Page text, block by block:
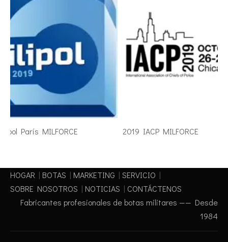
París MILFORCE 2019 IACP MILFORCE
HOGAR | BOTAS | MARKETING | SERVICIO |
SOBRE NOSOTROS | NOTICIAS | CONTÁCTENOS
Fabricantes profesionales de botas militares —— Desde
1984